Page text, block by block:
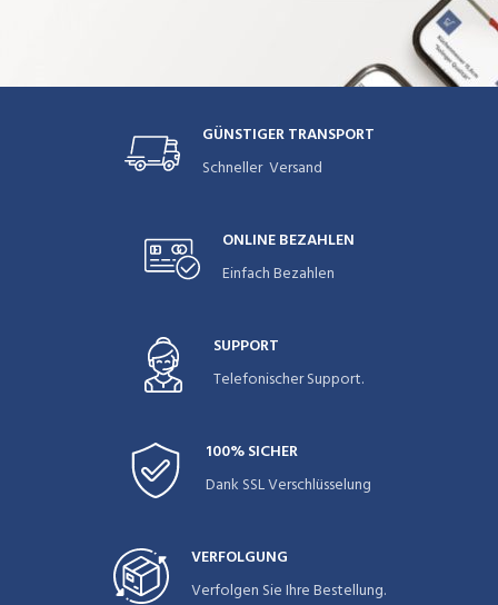
GÜNSTIGER TRANSPORT
Schneller Versand
ONLINE BEZAHLEN
Einfach Bezahlen
SUPPORT
Telefonischer Support.
100% SICHER
Dank SSL Verschlüsselung
VERFOLGUNG
Verfolgen Sie Ihre Bestellung.